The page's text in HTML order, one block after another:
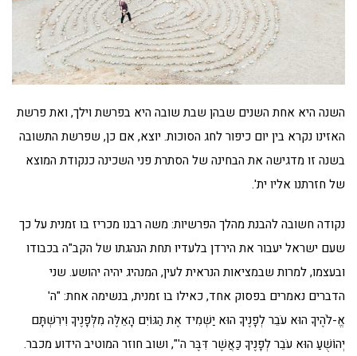
השנה היא אחת השנים שבהן שבת שובה היא בפרשת וילך, ואת פרשת
האזינו נקרא בין יום כיפור לחג הסוכות. יוצא, אם כן, שפרשת התשובה
בשנה זו מדגישה את הבחינה של הסתרת פני השכינה כנקודת המוצא
של חזרתנו אליו ית'.
נקודה חשובה להבנת מהלך הפרשיות: משה רבנו מכריז בו זמנית על כך
שעם ישראל יעבור את הירדן בלעדיו תחת הנהגתו של הקב"ה בכבודו
ובעצמו, למרות שבמציאות הנראית לעין, המנהיג יהיה יהושע. שני
הדברים נאמרים בפסוק אחד, כאילו בו זמנית, בנשימה אחת: "ה'
אֱ-לֹהֶיךָ הוּא עֹבֵר לְפָנֶיךָ הוּא יַשְׁמִיד אֶת הַגּוֹיִם הָאֵלֶּה מִלְּפָנֶיךָ וִירִשְׁתָּם
יְהוֹשֻׁעַ הוּא עֹבֵר לְפָנֶיךָ כַּאֲשֶׁר דִּבֶּר ה'", ושוב חוזר המוטיב הידוע מכבר.